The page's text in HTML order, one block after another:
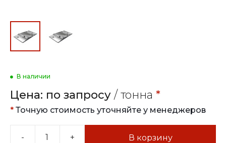
В наличии
Цена: по запросу / тонна *
* Точную стоимость уточняйте у менеджеров
- + В корзину